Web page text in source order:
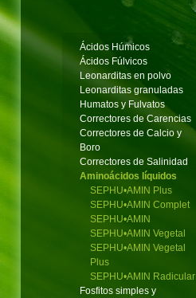
Ácidos Húmicos
Ácidos Fúlvicos
Leonarditas en polvo
Leonarditas granuladas
Humatos y Fulvatos
Correctores de Carencias
Correctores de Calcio y
Boro
Correctores de Salinidad
Aminoácidos líquidos
SEPHU•AMIN Plus
SEPHU•AMIN Complet
SEPHU•AMIN
SEPHU•AMIN Vegetal
SEPHU•AMIN Vegetal
Plus
SEPHU•AMIN Radicular
Fosfitos simples y